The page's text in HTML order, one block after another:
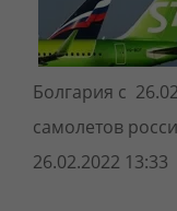
Болгария с
самолетов
26.02.2022 13:33